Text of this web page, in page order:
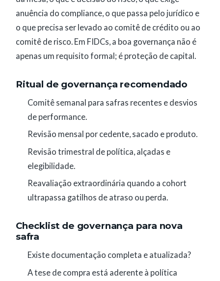
anuência do compliance, o que passa pelo jurídico e
o que precisa ser levado ao comitê de crédito ou ao
comitê de risco. Em FIDCs, a boa governança não é
apenas um requisito formal; é proteção de capital.
Ritual de governança recomendado
Comitê semanal para safras recentes e desvios
de performance.
Revisão mensal por cedente, sacado e produto.
Revisão trimestral de política, alçadas e
elegibilidade.
Reavaliação extraordinária quando a cohort
ultrapassa gatilhos de atraso ou perda.
Checklist de governança para nova
safra
Existe documentação completa e atualizada?
A tese de compra está aderente à política